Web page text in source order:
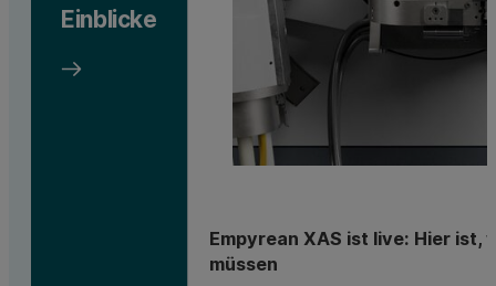
Einblicke
Empyrean XAS ist live: Hier ist,
müssen